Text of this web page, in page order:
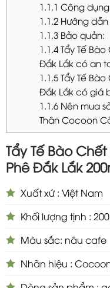
1.1.1 Công
1.1.2Hướng dẫn
1.1.3Bảo quản:
1.1.4Tẩy Tế Bào
Đắk Lắk có an
1.1.5Tẩy Tế Bào
Đắk Lắk có giá
1.1.6Nên mua
Thân Cocoon
Tẩy Tế Bào
Phê Đắk Lắk
Xuất xứ : Việt Nam
Khối lượng tịnh :
Màu sắc: nâu cafe
Nhãn hiệu :